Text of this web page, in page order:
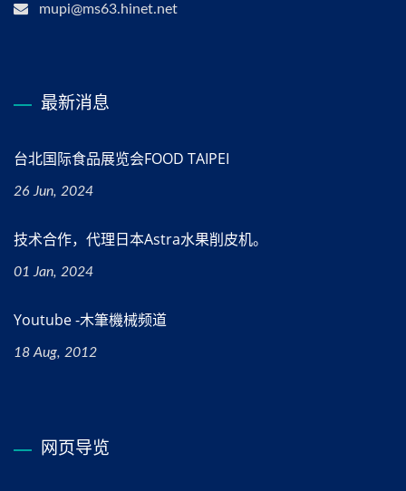
mupi@ms63.hinet.net
最新消息
台北国际食品展览会FOOD TAIPEI
26 Jun, 2024
技术合作，代理日本Astra水果削皮机。
01 Jan, 2024
Youtube -木筆機械频道
18 Aug, 2012
网页导览